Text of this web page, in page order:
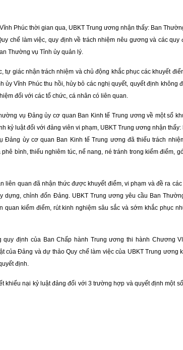
Phúc thời gian qua, UBKT Trung ương nhận thấy: Ban
chế làm việc, quy định về trách nhiệm nêu gương và các quy
Thường vụ Tỉnh ủy quản lý.
giác nhận trách nhiệm và chủ động khắc phục các khuyết
Vĩnh Phúc thu hồi, hủy bỏ các nghị quyết, quyết định không
đối với các tổ chức, cá nhân có liên quan.
vụ Đảng ủy cơ quan Ban Kinh tế Trung ương về một số
kỷ luật đối với đảng viên vi phạm, UBKT Trung ương nhận thấy:
ủy cơ quan Ban Kinh tế Trung ương đã thiếu trách
bình, thiếu nghiêm túc, nể nang, né tránh trong kiểm điểm,
liên quan đã nhận thức được khuyết điểm, vi phạm và đề ra các
dựng, chỉnh đốn Đảng. UBKT Trung ương yêu cầu Ban
kiểm điểm, rút kinh nghiệm sâu sắc và sớm khắc phục
định của Ban Chấp hành Trung ương thi hành Chương
của Đảng và dự thảo Quy chế làm việc của UBKT Trung ương
định.
khiếu nại kỷ luật đảng đối với 3 trường hợp và quyết định một